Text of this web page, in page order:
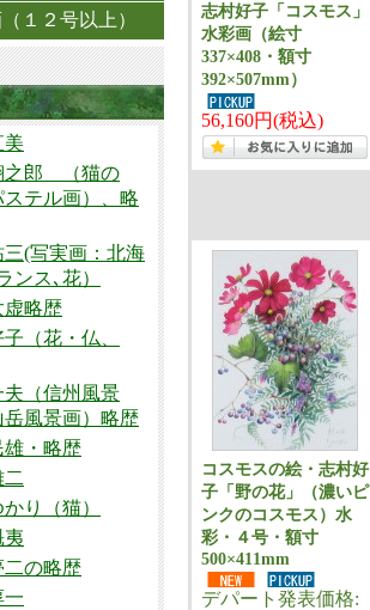
１２号以上）
美
之郎 （猫の
ステル画）、略
三(写実画：北海
ンス､花）
虚略歴
（花・仏、
夫（信州風景
岳風景画）略歴
雄・略歴
り（猫）
夷
二の略歴
一
志村好子「コスモス」
水彩画（絵寸
337×408・額寸
392×507mm）
56,160円(税込)
コスモスの絵・志村好
子「野の花」（濃いピ
ンクのコスモス）水
彩・４号・額寸
500×411mm
デパート発表価格: